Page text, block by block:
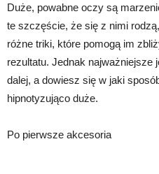
Duże, powabne oczy są
te szczęście, że się z nimi
różne triki, które pomogą im
rezultatu. Jednak najważniejsze
dalej, a dowiesz się w jaki
hipnotyzująco duże.
Po pierwsze akcesoria